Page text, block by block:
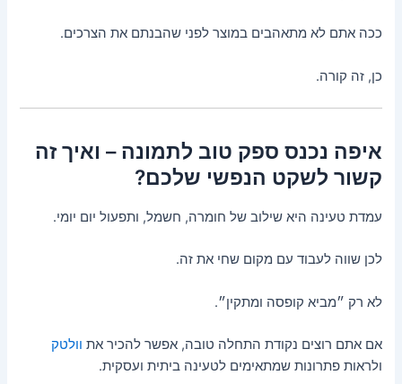
ככה אתם לא מתאהבים במוצר לפני שהבנתם את הצרכים.
כן, זה קורה.
איפה נכנס ספק טוב לתמונה – ואיך זה
קשור לשקט הנפשי שלכם?
עמדת טעינה היא שילוב של חומרה, חשמל, ותפעול יום יומי.
לכן שווה לעבוד עם מקום שחי את זה.
לא רק ״מביא קופסה ומתקין״.
אם אתם רוצים נקודת התחלה טובה, אפשר להכיר את וולטק
ולראות פתרונות שמתאימים לטעינה ביתית ועסקית.